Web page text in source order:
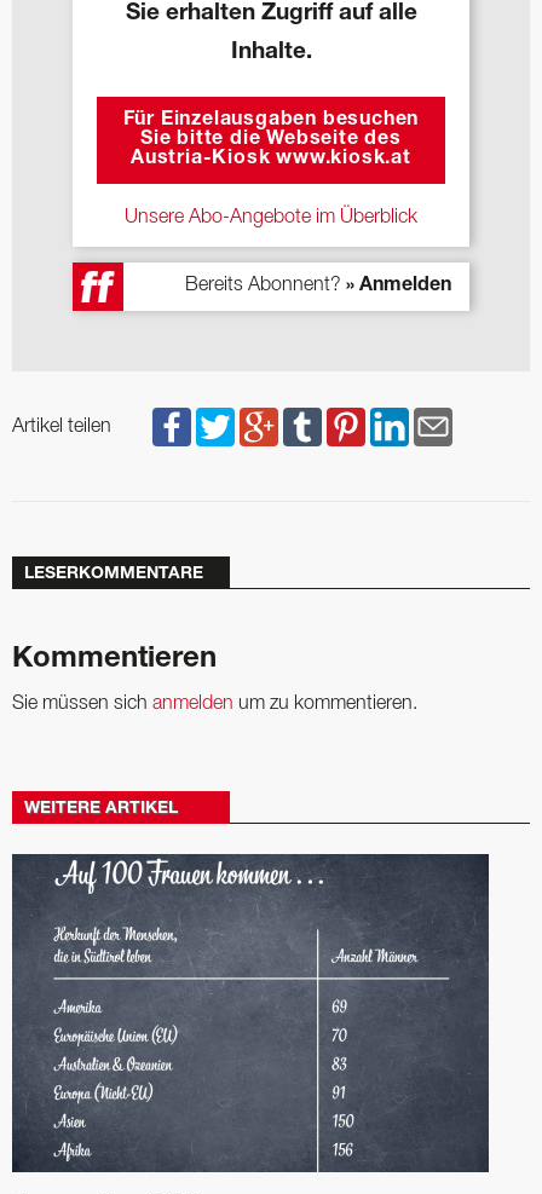
Sie erhalten Zugriff auf alle
Inhalte.
Für Einzelausgaben besuchen
Sie bitte die Webseite des
Austria-Kiosk www.kiosk.at
Unsere Abo-Angebote im Überblick
Bereits Abonnent? » Anmelden
Artikel teilen
LESERKOMMENTARE
Kommentieren
Sie müssen sich anmelden um zu kommentieren.
WEITERE ARTIKEL